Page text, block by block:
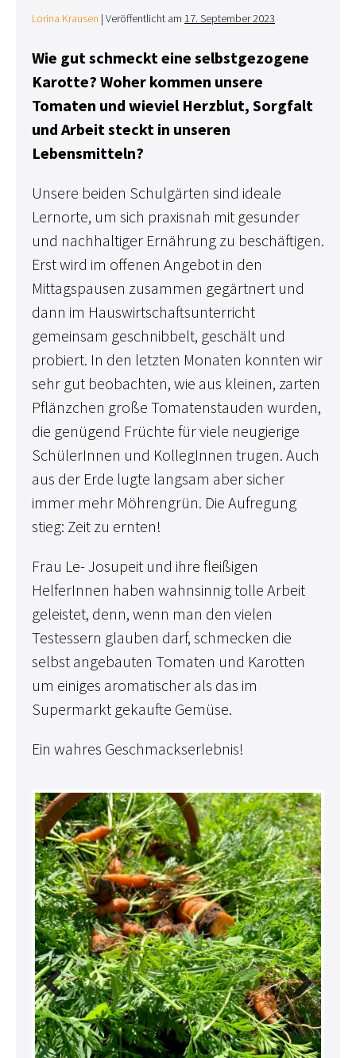
Lorina Krausen | Veröffentlicht am 17. September 2023
Wie gut schmeckt eine selbstgezogene
Karotte? Woher kommen unsere
Tomaten und wieviel Herzblut, Sorgfalt
und Arbeit steckt in unseren
Lebensmitteln?
Unsere beiden Schulgärten sind ideale
Lernorte, um sich praxisnah mit gesunder
und nachhaltiger Ernährung zu beschäftigen.
Erst wird im offenen Angebot in den
Mittagspausen zusammen gegärtnert und
dann im Hauswirtschaftsunterricht
gemeinsam geschnibbelt, geschält und
probiert. In den letzten Monaten konnten wir
sehr gut beobachten, wie aus kleinen, zarten
Pflänzchen große Tomatenstauden wurden,
die genügend Früchte für viele neugierige
SchülerInnen und KollegInnen trugen. Auch
aus der Erde lugte langsam aber sicher
immer mehr Möhrengrün. Die Aufregung
stieg: Zeit zu ernten!
Frau Le- Josupeit und ihre fleißigen
HelferInnen haben wahnsinnig tolle Arbeit
geleistet, denn, wenn man den vielen
Testessern glauben darf, schmecken die
selbst angebauten Tomaten und Karotten
um einiges aromatischer als das im
Supermarkt gekaufte Gemüse.
Ein wahres Geschmackserlebnis!
Previ
ous
Next